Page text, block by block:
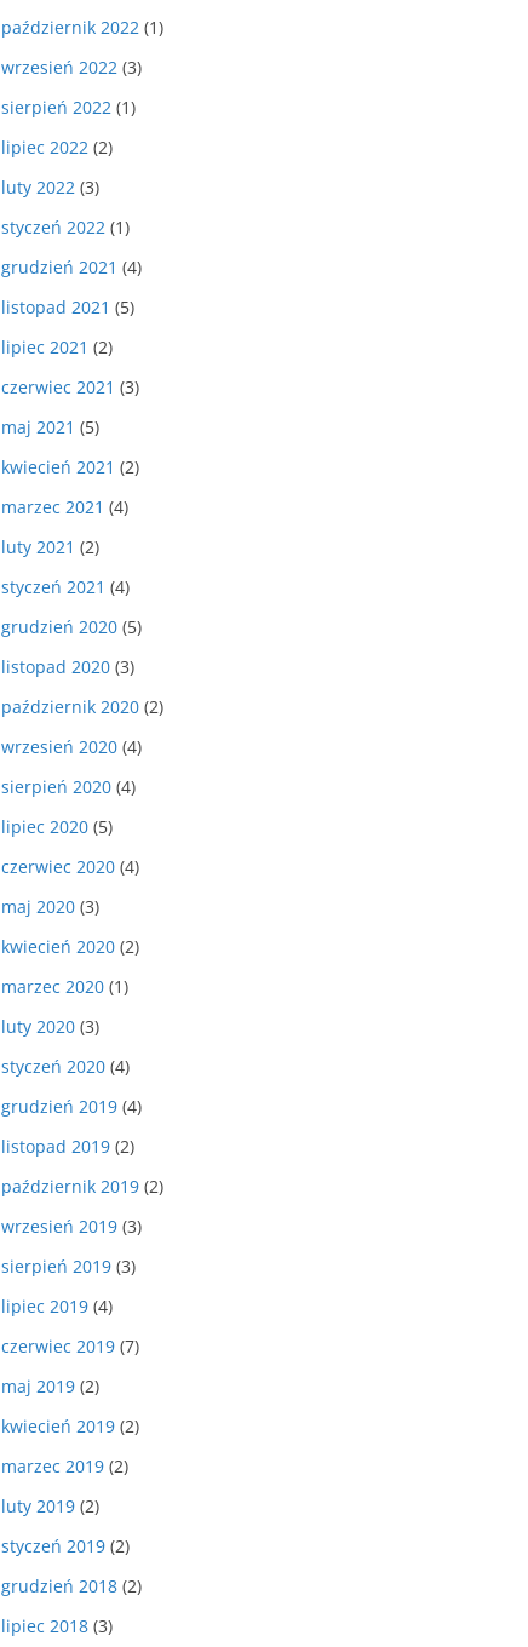
październik 2022 (1)
wrzesień 2022 (3)
sierpień 2022 (1)
lipiec 2022 (2)
luty 2022 (3)
styczeń 2022 (1)
grudzień 2021 (4)
listopad 2021 (5)
lipiec 2021 (2)
czerwiec 2021 (3)
maj 2021 (5)
kwiecień 2021 (2)
marzec 2021 (4)
luty 2021 (2)
styczeń 2021 (4)
grudzień 2020 (5)
listopad 2020 (3)
październik 2020 (2)
wrzesień 2020 (4)
sierpień 2020 (4)
lipiec 2020 (5)
czerwiec 2020 (4)
maj 2020 (3)
kwiecień 2020 (2)
marzec 2020 (1)
luty 2020 (3)
styczeń 2020 (4)
grudzień 2019 (4)
listopad 2019 (2)
październik 2019 (2)
wrzesień 2019 (3)
sierpień 2019 (3)
lipiec 2019 (4)
czerwiec 2019 (7)
maj 2019 (2)
kwiecień 2019 (2)
marzec 2019 (2)
luty 2019 (2)
styczeń 2019 (2)
grudzień 2018 (2)
lipiec 2018 (3)